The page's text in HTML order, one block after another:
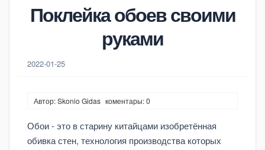
Поклейка обоев своими
руками
2022-01-25
Автор: Skonio Gidas коментары: 0
Обои - это в старину китайцами изобретённая
обивка стен, технология производства которых